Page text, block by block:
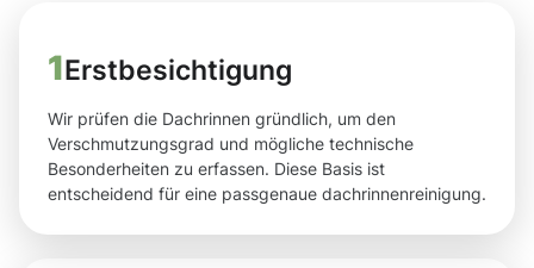
1Erstbesichtigung
Wir prüfen die Dachrinnen gründlich, um den
Verschmutzungsgrad und mögliche technische
Besonderheiten zu erfassen. Diese Basis ist
entscheidend für eine passgenaue dachrinnenreinigung.